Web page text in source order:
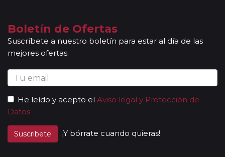
viaje, se aceptan reservas a compartir solamente si la
duración del sector es de al menos 7 noches de hotel.
Mayores de 65 años:las personas mayores de 65 años se
beneficiarán de un descuento del 5% en todos los viajes
programados en temporada baja y durante todo el año en
los circuitos marcados con el símbolo "pasajero club".
importe alguno sin tener derecho a servicio alguno
(atención, el seguro tampoco está incluido). Los padres
abonarán directamente los servicios que pudieran precisar y
requieran (cuna, etc.). * De 3 a 8 años: Se les ofrece un
Boletín de Ofertas
Suscríbete a nuestro boletín para estar al día de las
mejores ofertas.
He leído y acepto el Aviso legal y Protección de
Datos
Suscribete ¡Y bórrate cuando quieras!